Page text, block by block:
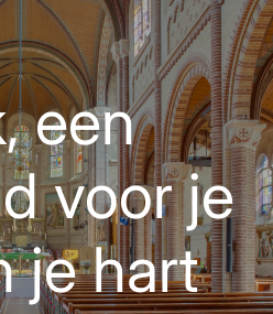
een
voor je
je hart